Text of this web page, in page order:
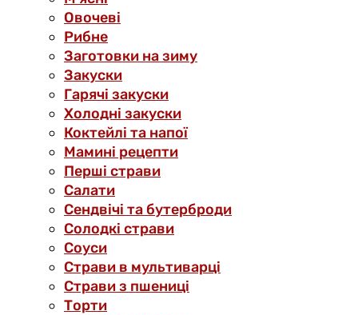
Овочеві
Рибне
Заготовки на зиму
Закуски
Гарячі закуски
Холодні закуски
Коктейлі та напої
Мамині рецепти
Перші страви
Салати
Сендвічі та бутерброди
Солодкі страви
Соуси
Страви в мультиварці
Страви з пшениці
Торти